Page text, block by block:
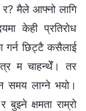
मैले आफ्नो लागि
केही प्रतिरोध
गर्न छिट्टै कसैलाई
म चाहन्थेँ। तर
समय लाग्ने भयो।
क्षमता राम्रो